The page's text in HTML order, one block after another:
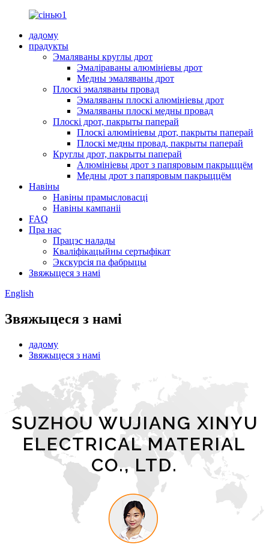
дадому
прадукты
Эмаляваны круглы дрот
Эмаліраваны алюмініевы дрот
Медны эмаляваны дрот
Плоскі эмаляваны провад
Эмаляваны плоскі алюмініевы дрот
Эмаляваны плоскі медны провад
Плоскі дрот, пакрыты паперай
Плоскі алюмініевы дрот, пакрыты паперай
Плоскі медны провад, пакрыты паперай
Круглы дрот, пакрыты паперай
Алюмініевы дрот з папяровым пакрыццём
Медны дрот з папяровым пакрыццём
Навіны
Навіны прамысловасці
Навіны кампаніі
FAQ
Пра нас
Працэс налады
Кваліфікацыйны сертыфікат
Экскурсія па фабрыцы
Звяжыцеся з намі
English
Звяжыцеся з намі
дадому
Звяжыцеся з намі
SUZHOU WUJIANG XINYU
ELECTRICAL MATERIAL
CO., LTD.